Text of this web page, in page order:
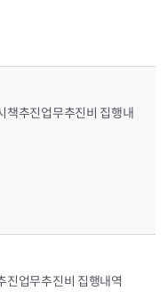
책추진업무추진비 집행내
진업무추진비 집행내역